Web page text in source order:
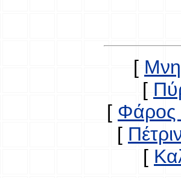
[
[
[ Φάρος
[
[